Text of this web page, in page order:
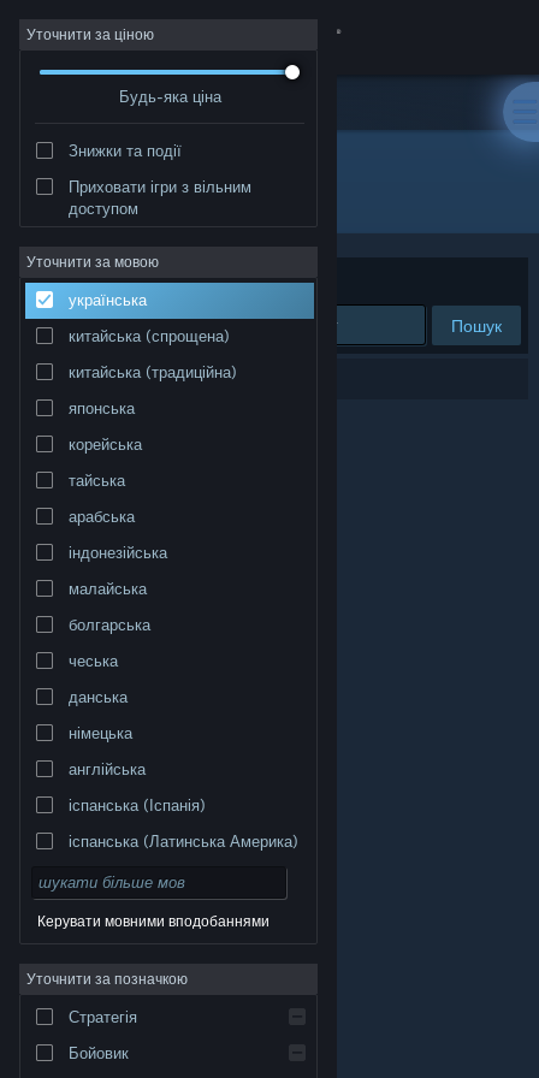
Увійти
Крамниця
Інформація
Підтримка
Змінити мову
Переглянути повну версію
© Valve Corporation. Усі права захищено. Усі
Юридична інформація
підписника Steam
cookie
Уточнити за ціною
Будь-яка ціна
Знижки та події
Приховати ігри з вільним
доступом
Уточнити за мовою
українська
китайська (спрощена)
китайська (традиційна)
японська
корейська
тайська
арабська
індонезійська
малайська
болгарська
чеська
данська
німецька
англійська
іспанська (Іспанія)
іспанська (Латинська Америка)
Керувати мовними вподобаннями
Уточнити за позначкою
Стратегія
Бойовик
Видавець: Rose Tinted Games LLC
Упорядкувати за доречністю
Пошук
Результатів вашого пошуку: 0.